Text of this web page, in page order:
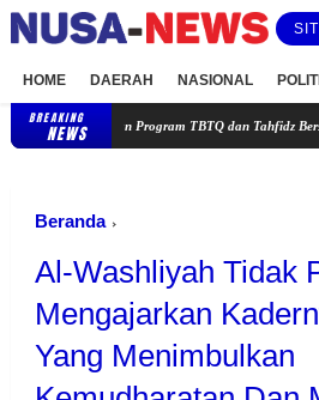
HOME DAERAH NASIONAL
BREAKING
NEWS Perkuat Pendidikan Karakter, SD
Beranda
Al-Washliyah Tidak
Mengajarkan
Yang Menimbulkan